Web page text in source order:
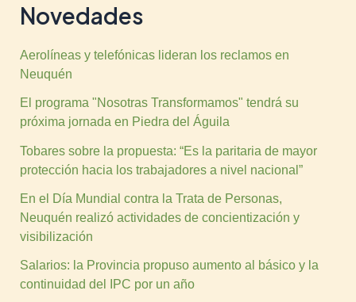
Novedades
Aerolíneas y telefónicas lideran los reclamos en
Neuquén
El programa "Nosotras Transformamos" tendrá su
próxima jornada en Piedra del Águila
Tobares sobre la propuesta: “Es la paritaria de mayor
protección hacia los trabajadores a nivel nacional”
En el Día Mundial contra la Trata de Personas,
Neuquén realizó actividades de concientización y
visibilización
Salarios: la Provincia propuso aumento al básico y la
continuidad del IPC por un año